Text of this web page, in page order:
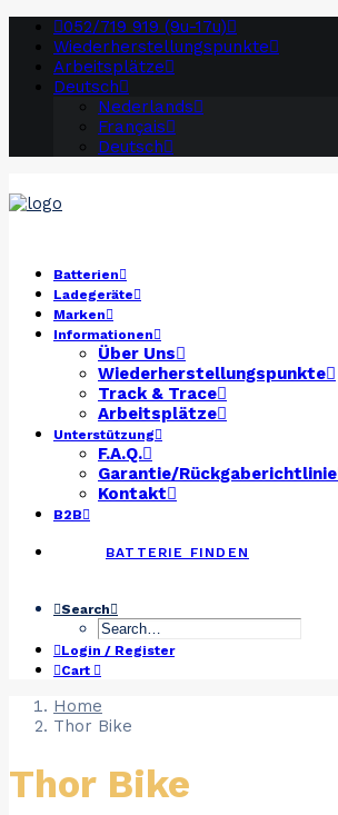
052/719 919 (9u-17u)
Wiederherstellungspunkte
Arbeitsplätze
Deutsch
Nederlands
Français
Deutsch
Batterien
Ladegeräte
Marken
Informationen
Über Uns
Wiederherstellungspunkte
Track & Trace
Arbeitsplätze
Unterstützung
F.A.Q.
Garantie/Rückgaberichtlinie
Kontakt
B2B
BATTERIE FINDEN
Search
Login / Register
Cart
Home
Thor Bike
Thor Bike